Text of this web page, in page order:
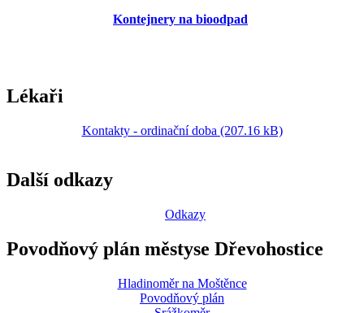
Kontejnery na bioodpad
Lékaři
Kontakty - ordinační doba (207.16 kB)
Další odkazy
Odkazy
Povodňový plán městyse Dřevohostice
Hladinoměr na Moštěnce
Povodňový plán